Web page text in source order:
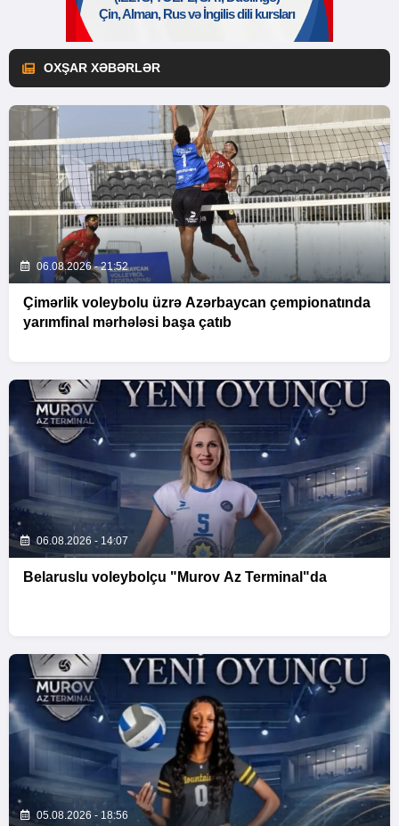
OXŞAR XƏBƏRLƏR
06.08.2026 - 21:52
Çimərlik voleybolu üzrə Azərbaycan çempionatında
yarımfinal mərhələsi başa çatıb
06.08.2026 - 14:07
Belaruslu voleybolçu "Murov Az Terminal"da
05.08.2026 - 18:56